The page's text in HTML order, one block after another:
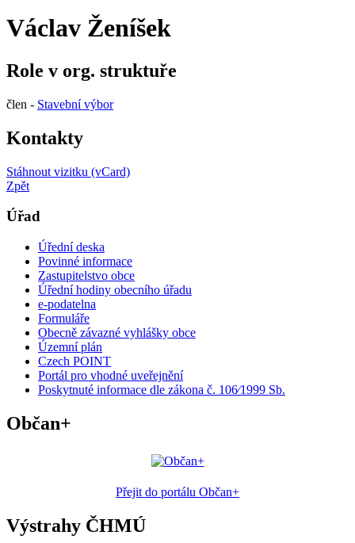
Václav Ženíšek
Role v org. struktuře
člen - Stavební výbor
Kontakty
Stáhnout vizitku (vCard)
Zpět
Úřad
Úřední deska
Povinné informace
Zastupitelstvo obce
Úřední hodiny obecního úřadu
e-podatelna
Formuláře
Obecně závazné vyhlášky obce
Územní plán
Czech POINT
Portál pro vhodné uveřejnění
Poskytnuté informace dle zákona č. 106⁄1999 Sb.
Občan+
Přejit do portálu Občan+
Výstrahy ČHMÚ